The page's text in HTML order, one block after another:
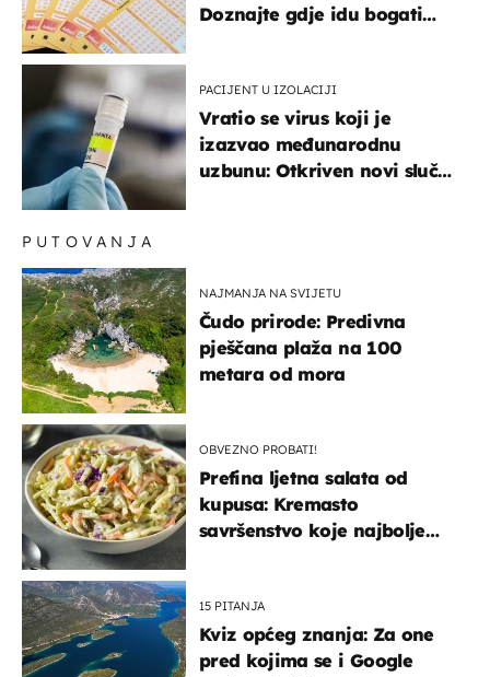
Doznajte gdje idu bogati
PACIJENT U IZOLACIJI
Vratio se virus koji je
izazvao međunarodnu
uzbunu: Otkriven novi slučaj
PUTOVANJA
NAJMANJA NA SVIJETU
Čudo prirode: Predivna
pješčana plaža na 100
metara od mora
OBVEZNO PROBATI!
Prefina ljetna salata od
kupusa: Kremasto
savršenstvo koje najbolje
15 PITANJA
Kviz općeg znanja: Za one
pred kojima se i Google